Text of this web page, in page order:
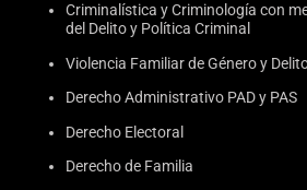
Criminalística y Criminología con
del Delito y Política Criminal
Violencia Familiar de Género y
Derecho Administrativo PAD y PAS
Derecho Electoral
Derecho de Familia